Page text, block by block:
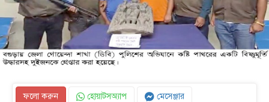
ফলো করুন হোয়াটসঅ্যাপ মেসেঞ্জার